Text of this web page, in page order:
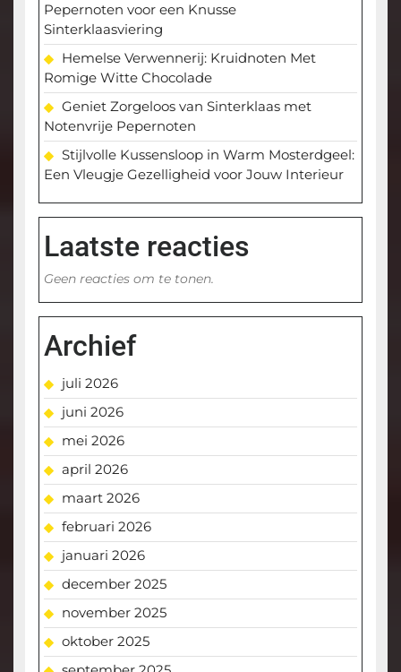
Pepernoten voor een Knusse
Sinterklaasviering
Hemelse Verwennerij: Kruidnoten Met
Romige Witte Chocolade
Geniet Zorgeloos van Sinterklaas met
Notenvrije Pepernoten
Stijlvolle Kussensloop in Warm Mosterdgeel:
Een Vleugje Gezelligheid voor Jouw Interieur
Laatste reacties
Geen reacties om te tonen.
Archief
juli 2026
juni 2026
mei 2026
april 2026
maart 2026
februari 2026
januari 2026
december 2025
november 2025
oktober 2025